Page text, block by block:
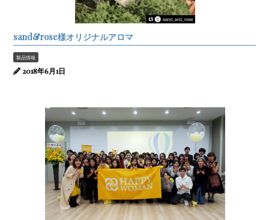
sand&rose様オリジナルアロマ
製品情報
2018年6月1日